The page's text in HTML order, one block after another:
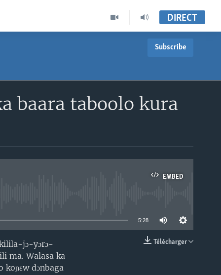
DIRECT
Subscribe
baara taboolo kura
EMBED
5:28
Télécharger
jɔ-yɔrɔ-
ma. Walasa ka
koɲɛw dɔnbaga